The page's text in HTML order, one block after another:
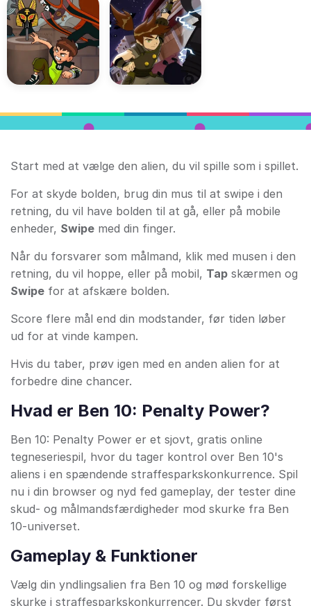
Start med at vælge den alien, du vil spille som i spillet.
For at skyde bolden, brug din mus til at swipe i den
retning, du vil have bolden til at gå, eller på mobile
enheder, Swipe med din finger.
Når du forsvarer som målmand, klik med musen i den
retning, du vil hoppe, eller på mobil, Tap skærmen og
Swipe for at afskære bolden.
Score flere mål end din modstander, før tiden løber
ud for at vinde kampen.
Hvis du taber, prøv igen med en anden alien for at
forbedre dine chancer.
Hvad er Ben 10: Penalty Power?
Ben 10: Penalty Power er et sjovt, gratis online
tegneseriespil, hvor du tager kontrol over Ben 10's
aliens i en spændende straffesparkskonkurrence. Spil
nu i din browser og nyd fed gameplay, der tester dine
skud- og målmandsfærdigheder mod skurke fra Ben
10-universet.
Gameplay & Funktioner
Vælg din yndlingsalien fra Ben 10 og mød forskellige
skurke i straffesparkskonkurrencer. Du skyder først